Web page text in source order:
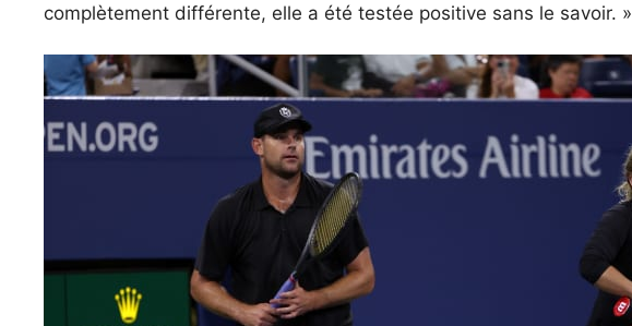
complètement différente, elle a été testée positive sans le savoir. »